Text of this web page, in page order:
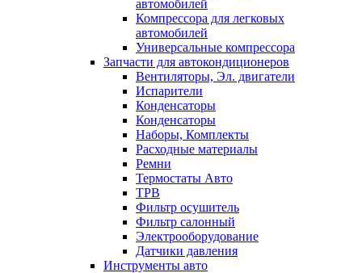
автомобилей
Компрессора для легковых
автомобилей
Универсальные компрессора
Запчасти для автокондиционеров
Вентиляторы, Эл. двигатели
Испарители
Конденсаторы
Конденсаторы
Наборы, Комплекты
Расходные материалы
Ремни
Термостаты Авто
ТРВ
Фильтр осушитель
Фильтр салонный
Электрооборудование
Датчики давления
Инструменты авто